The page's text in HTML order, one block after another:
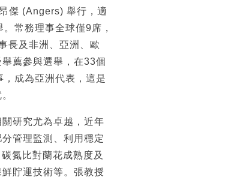
傑 (Angers) 舉行，適
常務理事全球僅9席，
長及非洲、亞洲、歐
薦參與選舉，在33個
成為亞洲代表，這是
研究尤為卓越，近年
管理監測、利用穩定
氮比對蘭花成熟度及
貯運技術等。張教授